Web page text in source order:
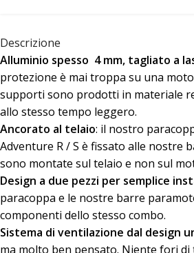
Descrizione
Alluminio spesso 4 mm, tagliato a
protezione è mai troppa su una
supporti sono prodotti in materiale
allo stesso tempo leggero.
Ancorato al telaio: il nostro
Adventure R / S è fissato alle nostre
sono montate sul telaio e non sul
Design a due pezzi per semplice
paracoppa e le nostre barre
componenti dello stesso combo.
Sistema di ventilazione dal design
ma molto ben pensato. Niente fori di